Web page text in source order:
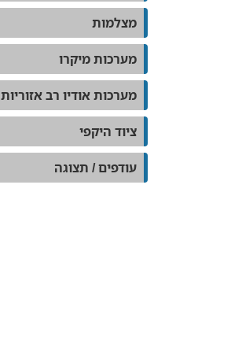
מצלמות
מערכות מיקרו
מערכות אודיו רב אזוריות
ציוד היקפי
עודפים / תצוגה